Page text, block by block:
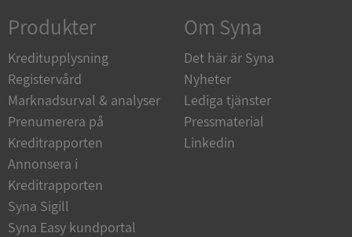
Produkter
Kreditupplysning
Registervård
Marknadsurval & analyser
Prenumerera på
Kreditrapporten
Annonsera i
Kreditrapporten
Syna Sigill
Syna Easy kundportal
Om Syna
Det här är Syna
Nyheter
Lediga tjänster
Pressmaterial
Linkedin
kärnwebbplatsfunktioner som användarinloggning
och kontohantering. Webbplatsen kan inte
användas ordentligt utan strikt nödvändiga cookies.
Namn
Leverantör
Domän